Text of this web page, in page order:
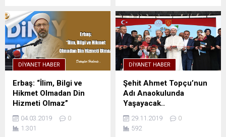
DIYANET HABER
Erbaş: “İlim, Bilgi ve
Hikmet Olmadan Din
Hizmeti Olmaz”
04.03.2019
0
1.301
DIYANET HABER
Şehit Ahmet Topçu’nun
Adı Anaokulunda
Yaşayacak..
29.11.2019
0
592